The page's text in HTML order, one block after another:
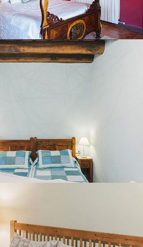
CHAMBRE 4
CHAMBRE 5